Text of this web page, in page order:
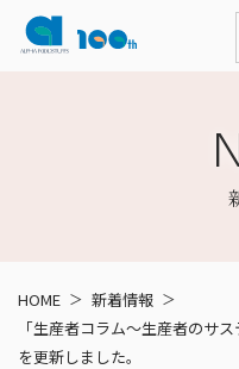
HOME
新着情報
「生産者コラム～生産者のサ
を更新しました。